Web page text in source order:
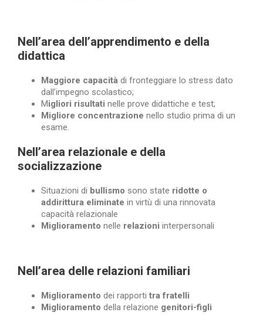
Nell’area dell’apprendimento e della
didattica
Maggiore capacità di fronteggiare lo stress dato
dall’impegno scolastico;
Migliori risultati nelle prove didattiche e test;
Migliore concentrazione nello studio prima di un
esame.
Nell’area relazionale e della
socializzazione
Situazioni di bullismo sono state ridotte o
addirittura eliminate in virtù di una rinnovata
capacità relazionale
Miglioramento nelle relazioni interpersonali
Nell’area delle relazioni familiari
Miglioramento dei rapporti tra fratelli
Miglioramento della relazione genitori-figli